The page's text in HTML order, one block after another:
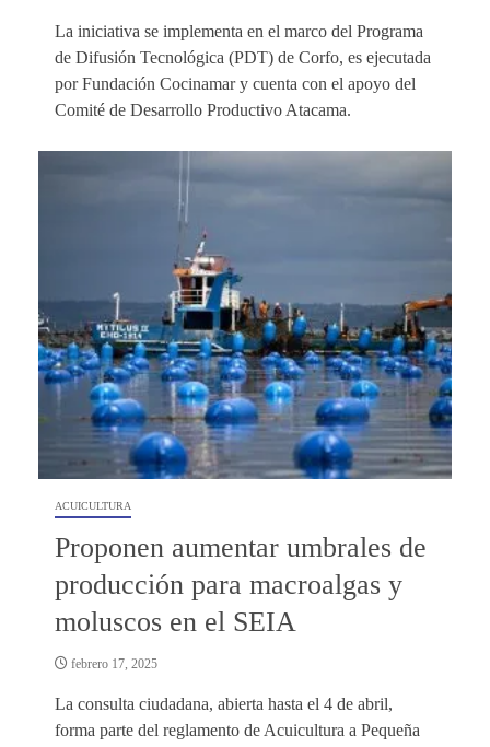
La iniciativa se implementa en el marco del Programa
de Difusión Tecnológica (PDT) de Corfo, es ejecutada
por Fundación Cocinamar y cuenta con el apoyo del
Comité de Desarrollo Productivo Atacama.
ACUICULTURA
Proponen aumentar umbrales de
producción para macroalgas y
moluscos en el SEIA
febrero 17, 2025
La consulta ciudadana, abierta hasta el 4 de abril,
forma parte del reglamento de Acuicultura a Pequeña